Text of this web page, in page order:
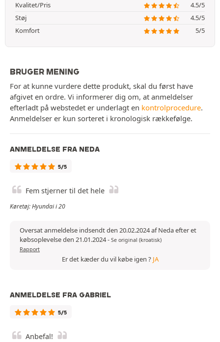
Kvalitet/Pris
4.5/5
Støj
4.5/5
Komfort
5/5
BRUGER MENING
For at kunne vurdere dette produkt, skal du først have
afgivet en ordre. Vi informerer dig om, at anmeldelser
efterladt på webstedet er underlagt en kontrolprocedure.
Anmeldelser er kun sorteret i kronologisk rækkefølge.
ANMELDELSE FRA NEDA
5/5
Fem stjerner til det hele
Køretøj: Hyundai i 20
Oversat anmeldelse indsendt den 20.02.2024 af Neda efter et
købsoplevelse den 21.01.2024- Se original (kroatisk)
Rapport
Er det kæder du vil købe igen ? JA
ANMELDELSE FRA GABRIEL
5/5
Anbefal!